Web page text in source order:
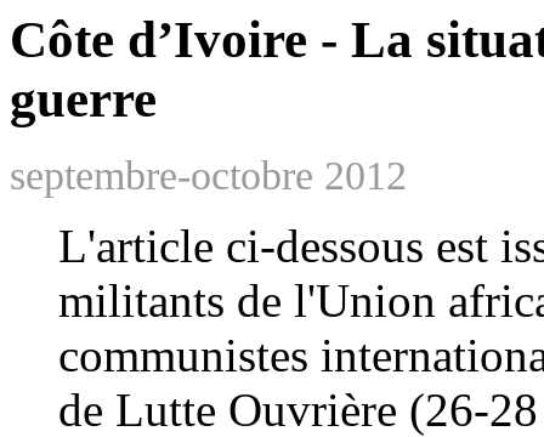
Côte d’Ivoire - La
guerre
septembre-octobre 2012
L'article ci-dessous est
militants de l'Union
communistes
de Lutte Ouvrière (26-